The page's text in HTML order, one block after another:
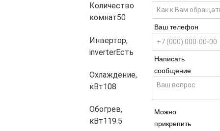
Ваш телефон
Написать
сообщение
Можно
прикрепить
Количество
комнат50
Инвертор,
inverterЕсть
Охлаждение,
кВт108
Обогрев,
кВт119.5